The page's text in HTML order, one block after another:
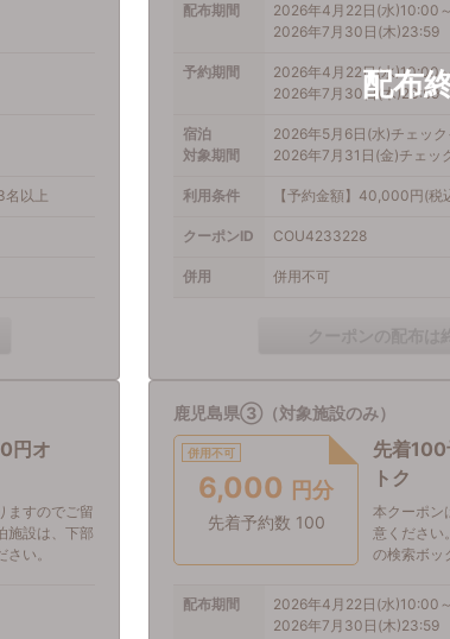
名以上
配布期間
2026年4月22日(水)10:00～
2026年7月30日(木)23:59
予約期間
2026年4月22日(水)10:00～
2026年7月30日(木)23:59
宿泊
対象期間
2026年5月6日(水)チェック
2026年7月31日(金)チェッ
利用条件 【予約金額】40,000円(税
クーポンID COU4233228
併用 併用不可
円オ
ますのでご留
施設は、下部
い。
鹿児島県③（対象施設のみ）
併用不可
6,000 円分
先着予約数 100
先着
トク
本クーポン
意ください
の検索ボッ
配布期間
2026年4月22日(水)10:00～
2026年7月30日(木)23:59